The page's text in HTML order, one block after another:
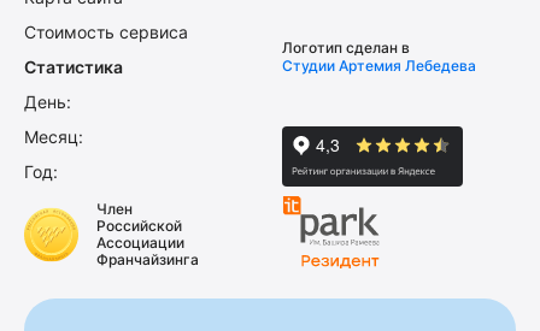
Стоимость сервиса
Статистика
День:
Месяц:
Год:
Логотип сделан в
Студии Артемия Лебедева
Член
Российской
Ассоциации
Франчайзинга